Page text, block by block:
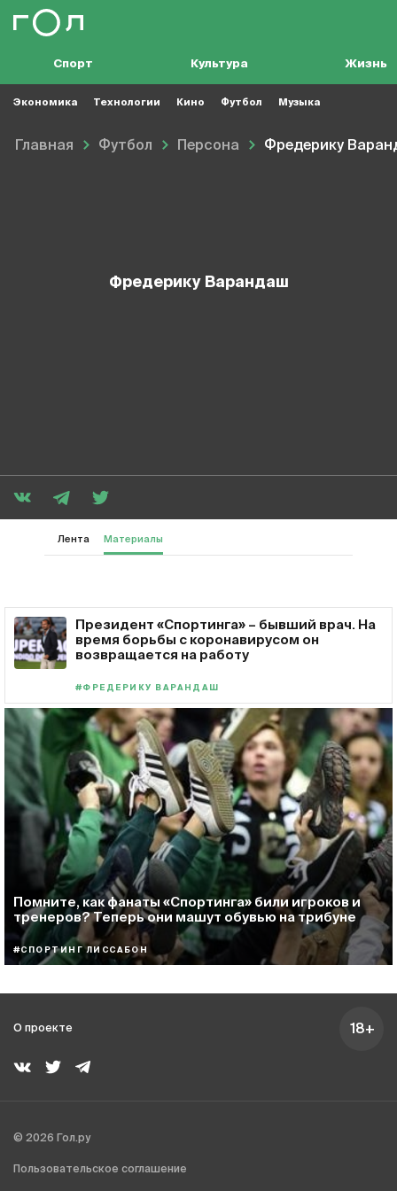
Спорт Культура Жизнь
Экономика Технологии Кино Футбол Музыка
Главная Футбол Персона Фредерику
Фредерику Варандаш
Лента Материалы
Президент «Спортинга» – бывший врач. На
время борьбы с коронавирусом он
возвращается на работу
#ФРЕДЕРИКУ ВАРАНДАШ
Помните, как фанаты «Спортинга» били игроков и
тренеров? Теперь они машут обувью на трибуне
#СПОРТИНГ ЛИССАБОН
О проекте 18+
© 2026 Гол.ру
Пользовательское соглашение